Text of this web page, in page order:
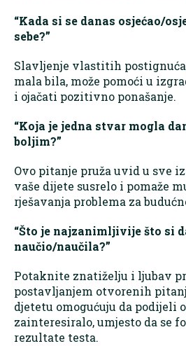
“Kada si se danas osjećao/
sebe?”
Slavljenje vlastitih
mala bila, može pomoći u
i ojačati pozitivno ponašanje.
“Koja je jedna stvar mogla
boljim?”
Ovo pitanje pruža uvid u sve
vaše dijete susrelo i pomaže
rješavanja problema za
“Što je najzanimljivije što si
naučio/naučila?”
Potaknite znatiželju i ljubav
postavljanjem otvorenih
djetetu omogućuju da podijeli
zainteresiralo, umjesto da se
rezultate testa.